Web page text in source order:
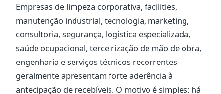
Empresas de limpeza corporativa, facilities,
manutenção industrial, tecnologia, marketing,
consultoria, segurança, logística especializada,
saúde ocupacional, terceirização de mão de obra,
engenharia e serviços técnicos recorrentes
geralmente apresentam forte aderência à
antecipação de recebíveis. O motivo é simples: há